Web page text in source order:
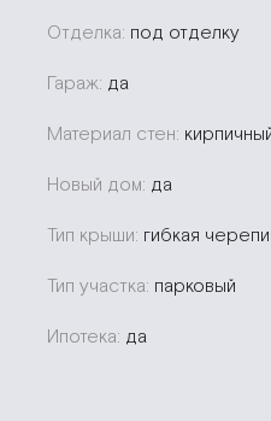
Отделка: под отделку
Гараж: да
Материал стен:
Новый дом: да
Тип крыши: гибкая
Тип участка: парковый
Ипотека: да